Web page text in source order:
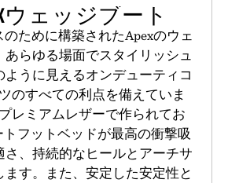
ウェッジブート
ために構築されたApexのウェ
あらゆる場面でスタイリッシュ
ように見えるオンデューティコ
のすべての利点を備えていま
レミアムレザーで作られてお
トフットベッドが最高の衝撃吸
さ、持続的なヒールとアーチサ
ます。また、安定した安定性と